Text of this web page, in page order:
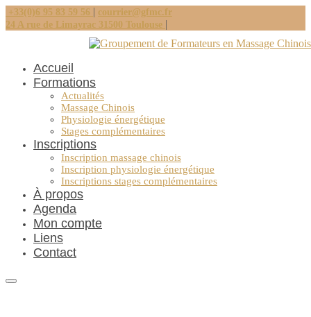
+33(0)6 95 83 59 56 | courrier@gfmc.fr
24 A rue de Limayrac 31500 Toulouse |
Accueil
Formations
Actualités
Massage Chinois
Physiologie énergétique
Stages complémentaires
Inscriptions
Inscription massage chinois
Inscription physiologie énergétique
Inscriptions stages complémentaires
À propos
Agenda
Mon compte
Liens
Contact